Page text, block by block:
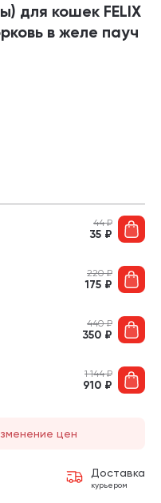
для кошек FELIX
в желе пауч
44₽
35 ₽
220₽
175 ₽
440₽
350 ₽
1 144₽
910 ₽
цен
Доставка
курьером